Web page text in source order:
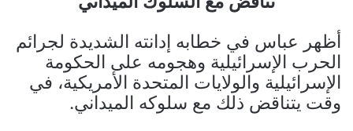
أظهر عباس في خطابه إدانته الشديدة لجرائم
الحرب الإسرائيلية وهجومه على الحكومة
الإسرائيلية والولايات المتحدة الأمريكية، في
وقت يتناقض ذلك مع سلوكه الميداني.